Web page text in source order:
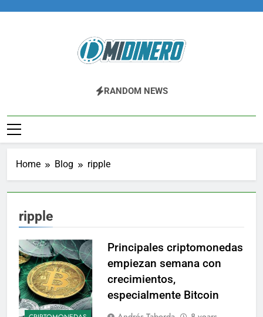
Midinero.co
Fintech, Criptomonedas
RANDOM NEWS
Home Blog ripple
ripple
Principales criptomonedas
empiezan semana con
crecimientos,
especialmente Bitcoin